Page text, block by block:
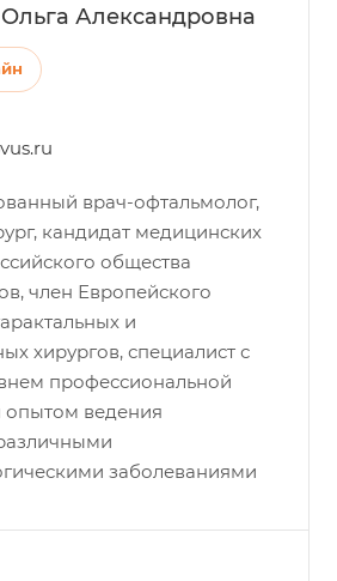
Александровна
врач-офтальмолог,
кандидат медицинских
общества
член Европейского
и
хирургов, специалист с
профессиональной
опытом ведения
заболеваниями